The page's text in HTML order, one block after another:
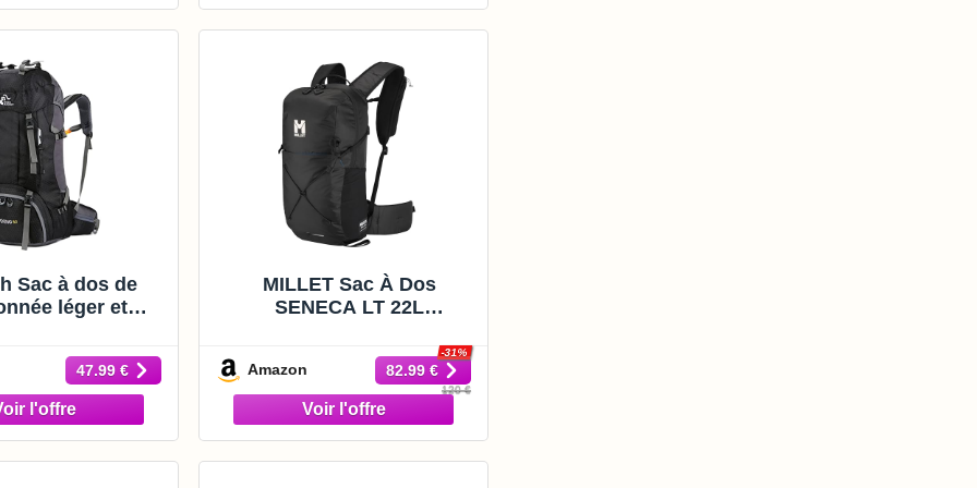
camping, le chasse,Noir
Sac à dos de
léger et
de protection
pluie, sac à dos
pour l'escalade,
et la randonnée
47.99 €
MILLET Sac À Dos
SENECA LT 22L
Et Fonctionnel Avec
Compartiment Hydratation
Et Ceinture Ergonomique
Amazon 82.99 €
-31%
120 €